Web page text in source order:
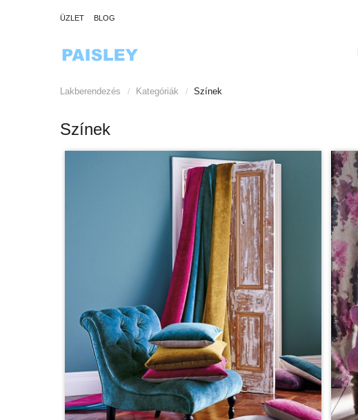
ÜZLET BLOG
Lakberendezés / Kategóriák / Színek
Színek